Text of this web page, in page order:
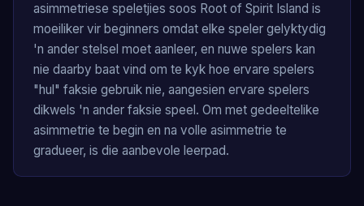
asimmetriese speletjies soos Root of Spirit Island is
moeiliker vir beginners omdat elke speler gelyktydig
'n ander stelsel moet aanleer, en nuwe spelers kan
nie daarby baat vind om te kyk hoe ervare spelers
"hul" faksie gebruik nie, aangesien ervare spelers
dikwels 'n ander faksie speel. Om met gedeeltelike
asimmetrie te begin en na volle asimmetrie te
gradueer, is die aanbevole leerpad.